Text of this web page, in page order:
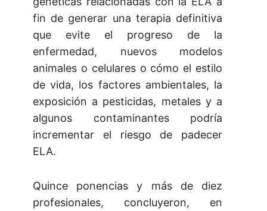
fin de generar una terapia definitiva
que evite el progreso de la
enfermedad, nuevos modelos
animales o celulares o cómo el estilo
de vida, los factores ambientales, la
exposición a pesticidas, metales y a
algunos contaminantes podría
incrementar el riesgo de padecer
ELA.
Quince ponencias y más de diez
profesionales, concluyeron, en